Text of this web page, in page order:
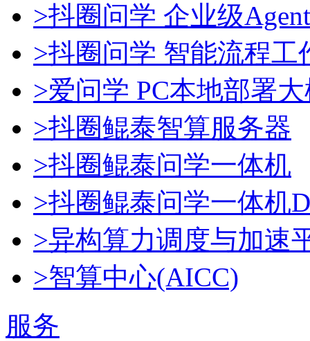
>抖圈问学 企业级
>抖圈问学 智能流程工
>爱问学 PC本地部署
>抖圈鲲泰智算服务器
>抖圈鲲泰问学一体机
>抖圈鲲泰问学一体机
>异构算力调度与加速
>智算中心(AICC)
服务